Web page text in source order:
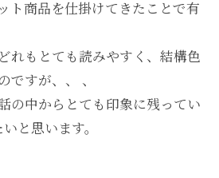
ト商品を仕掛けてきたことで有
れもとても読みやすく、結構色
ですが、、 、
の中からとても印象に残ってい
と思います。